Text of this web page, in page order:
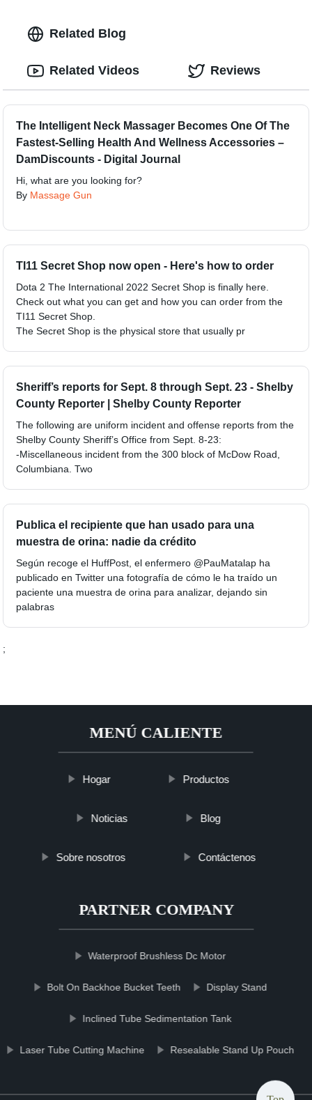
Related Blog
The Intelligent Neck Massager Becomes One Of The
Fastest-Selling Health And Wellness Accessories –
DamDiscounts - Digital Journal
Hi, what are you looking for?
By Massage Gun
TI11 Secret Shop now open - Here's how to order
Dota 2 The International 2022 Secret Shop is finally here.
Check out what you can get and how you can order from the
TI11 Secret Shop.
The Secret Shop is the physical store that usually pr
Sheriff’s reports for Sept. 8 through Sept. 23 - Shelby
County Reporter | Shelby County Reporter
The following are uniform incident and offense reports from the
Shelby County Sheriff’s Office from Sept. 8-23:
-Miscellaneous incident from the 300 block of McDow Road,
Columbiana. Two
Publica el recipiente que han usado para una
muestra de orina: nadie da crédito
Según recoge el HuffPost, el enfermero @PauMatalap ha
publicado en Twitter una fotografía de cómo le ha traído un
paciente una muestra de orina para analizar, dejando sin
palabras
;
Related Videos Reviews
MENÚ CALIENTE
Hogar Productos
Noticias Blog
Sobre nosotros Contáctenos
PARTNER COMPANY
Waterproof Brushless Dc Motor
Bolt On Backhoe Bucket Teeth Display Stand
Inclined Tube Sedimentation Tank
Laser Tube Cutting Machine Resealable Stand Up Pouch
Top